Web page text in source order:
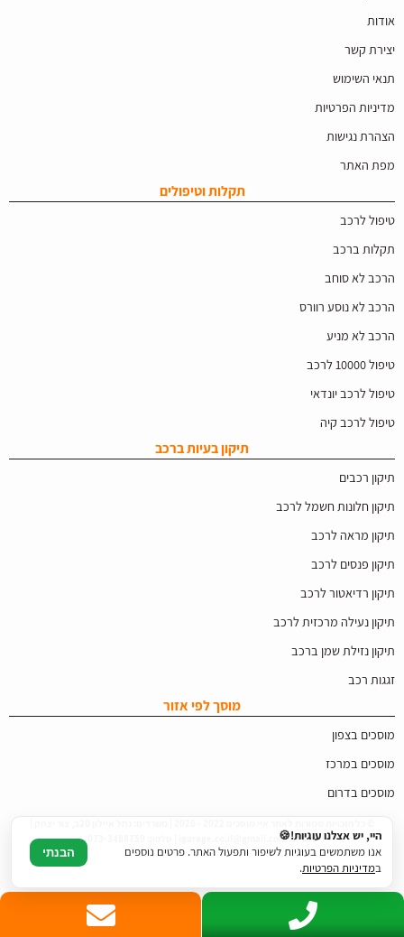
אודות
יצירת קשר
תנאי השימוש
מדיניות הפרטיות
הצהרת נגישות
מפת האתר
תקלות וטיפולים
טיפול לרכב
תקלות ברכב
הרכב לא סוחב
הרכב לא נוסע רוורס
הרכב לא מניע
טיפול 10000 לרכב
טיפול לרכב יונדאי
טיפול לרכב קיה
תיקון בעיות ברכב
תיקון רכבים
תיקון חלונות חשמל לרכב
תיקון מראה לרכב
תיקון פנסים לרכב
תיקון רדיאטור לרכב
תיקון נעילה מרכזית לרכב
תיקון נזילת שמן ברכב
זגגות רכב
מוסך לפי אזור
מוסכים בצפון
מוסכים במרכז
מוסכים בדרום
דוא"ל: igarage.co.il@gmail.com | טלפון: 073-3488759
היי, יש אצלנו עוגיות!🍪
אנו משתמשים בעוגיות לשיפור ותפעול האתר. פרטים נוספים
במדיניות הפרטיות.
הבנתי